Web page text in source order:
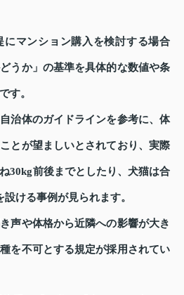
にマンション購入を検討する場合
うか」の基準を具体的な数値や条
す。
治体のガイドラインを参考に、体
とが望ましいとされており、実際
30kg前後までとしたり、犬猫は合
ける事例が見られます。
声や体格から近隣への影響が大き
を不可とする規定が採用されてい